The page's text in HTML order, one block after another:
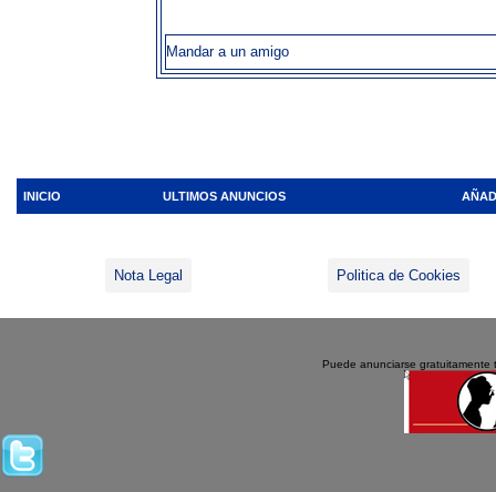
Mandar a un amigo
INICIO ULTIMOS ANUNCIOS
Nota Legal Politica de Cookies
Puede anunciarse